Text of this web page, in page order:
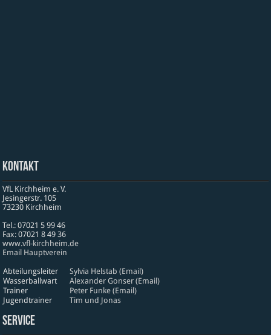
Kontakt
VfL Kirchheim e. V.
Jesinger­str. 105
73230 Kirch­heim
Tel.: 07021 5 99 46
Fax: 07021 8 49 36
www​.vfl​-kirch​heim​.de
Email Hauptverein
Abteilungsleiter
Sylvia Helstab (Email)
Wasserballwart
Alexander Gonser (Email)
Trainer
Peter Funke (Email)
Jugendtrainer
Tim und Jonas
Service